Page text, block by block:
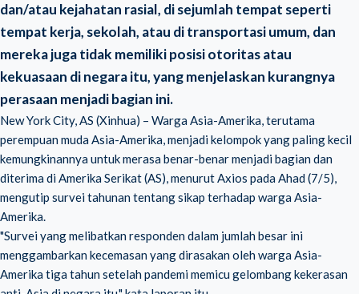
dan/atau kejahatan rasial, di sejumlah tempat seperti
tempat kerja, sekolah, atau di transportasi umum, dan
mereka juga tidak memiliki posisi otoritas atau
kekuasaan di negara itu, yang menjelaskan kurangnya
perasaan menjadi bagian ini.
New York City, AS (Xinhua) – Warga Asia-Amerika, terutama
perempuan muda Asia-Amerika, menjadi kelompok yang paling kecil
kemungkinannya untuk merasa benar-benar menjadi bagian dan
diterima di Amerika Serikat (AS), menurut Axios pada Ahad (7/5),
mengutip survei tahunan tentang sikap terhadap warga Asia-
Amerika.
"Survei yang melibatkan responden dalam jumlah besar ini
menggambarkan kecemasan yang dirasakan oleh warga Asia-
Amerika tiga tahun setelah pandemi memicu gelombang kekerasan